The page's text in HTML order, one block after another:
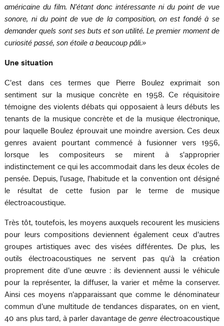
américaine du film. N'étant donc intéressante ni du point de vue
sonore, ni du point de vue de la composition, on est fondé à se
demander quels sont ses buts et son utilité. Le premier moment de
curiosité passé, son étoile a beaucoup pâli.»
Une situation
C'est dans ces termes que Pierre Boulez exprimait son
sentiment sur la musique concrète en 1958. Ce réquisitoire
témoigne des violents débats qui opposaient à leurs débuts les
tenants de la musique concrète et de la musique électronique,
pour laquelle Boulez éprouvait une moindre aversion. Ces deux
genres avaient pourtant commencé à fusionner vers 1956,
lorsque les compositeurs se mirent à s'approprier
indistinctement ce qui les accommodait dans les deux écoles de
pensée. Depuis, l'usage, l'habitude et la convention ont désigné
le résultat de cette fusion par le terme de musique
électroacoustique.
Très tôt, toutefois, les moyens auxquels recourent les musiciens
pour leurs compositions deviennent également ceux d'autres
groupes artistiques avec des visées différentes. De plus, les
outils électroacoustiques ne servent pas qu'à la création
proprement dite d'une œuvre : ils deviennent aussi le véhicule
pour la représenter, la diffuser, la varier et même la conserver.
Ainsi ces moyens n'apparaissant que comme le dénominateur
commun d'une multitude de tendances disparates, on en vient,
40 ans plus tard, à parler davantage degenre électroacoustique